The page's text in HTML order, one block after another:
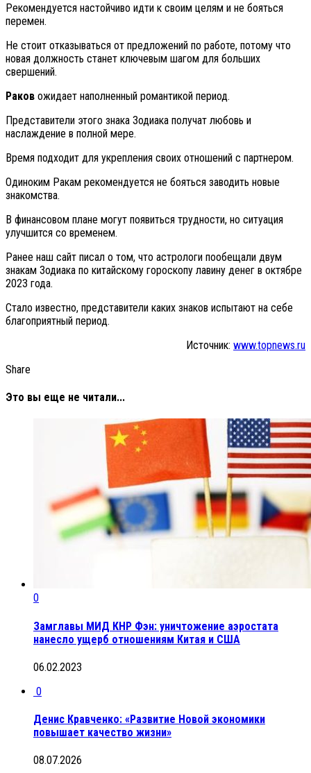
Рекомендуется настойчиво идти к своим целям и не бояться
перемен.
Не стоит отказываться от предложений по работе, потому что
новая должность станет ключевым шагом для больших
свершений.
Раков ожидает наполненный романтикой период.
Представители этого знака Зодиака получат любовь и
наслаждение в полной мере.
Время подходит для укрепления своих отношений с партнером.
Одиноким Ракам рекомендуется не бояться заводить новые
знакомства.
В финансовом плане могут появиться трудности, но ситуация
улучшится со временем.
Ранее наш сайт писал о том, что астрологи пообещали двум
знакам Зодиака по китайскому гороскопу лавину денег в октябре
2023 года.
Стало известно, представители каких знаков испытают на себе
благоприятный период.
Источник: www.topnews.ru
Share
Это вы еще не читали...
0
Замглавы МИД КНР Фэн: уничтожение аэростата
нанесло ущерб отношениям Китая и США
06.02.2023
0
Денис Кравченко: «Развитие Новой экономики
повышает качество жизни»
08.07.2026